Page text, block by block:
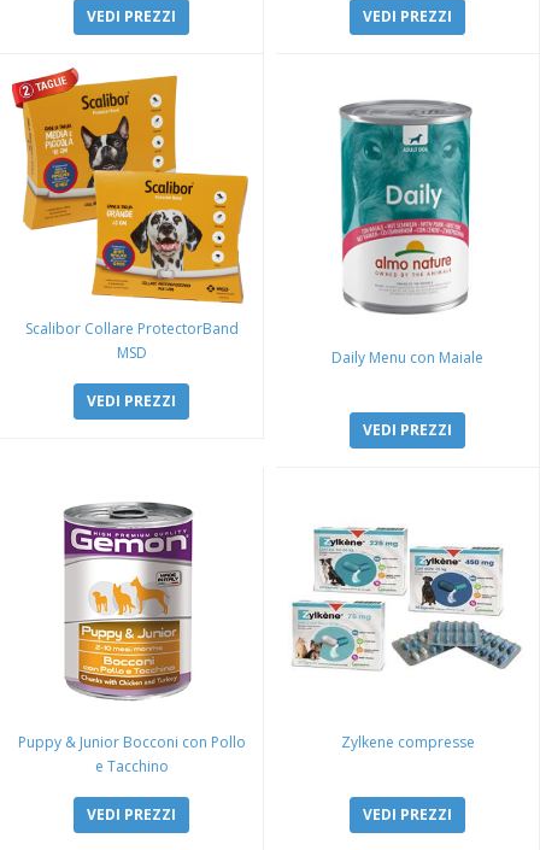
VEDI PREZZI VEDI PREZZI
Scalibor Collare ProtectorBand
MSD
VEDI PREZZI
Daily Menu con Maiale
VEDI PREZZI
Puppy & Junior Bocconi con Pollo
e Tacchino
VEDI PREZZI
Zylkene compresse
VEDI PREZZI